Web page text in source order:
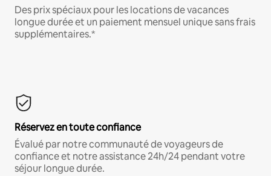
Des prix spéciaux pour les locations de vacances
longue durée et un paiement mensuel unique sans frais
supplémentaires.*
Réservez en toute confiance
Évalué par notre communauté de voyageurs de
confiance et notre assistance 24h/24 pendant votre
séjour longue durée.